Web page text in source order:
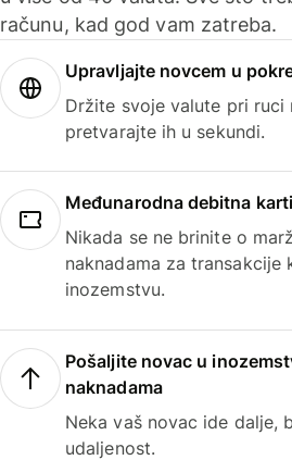
računu, kad god vam zatreba.
Upravljajte novcem u
Držite svoje valute pri ruci
pretvarajte ih u sekundi.
Međunarodna debitna
Nikada se ne brinite o
naknadama za transakcije
inozemstvu.
Pošaljite novac u
naknadama
Neka vaš novac ide dalje,
udaljenost.